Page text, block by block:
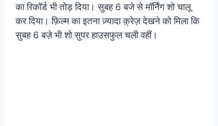
का रिकॉर्ड भी तोड़ दिया। सुबह 6 बजे से मॉर्निंग शो चालू
कर दिया। फ़िल्म का इतना ज़्यादा क़्रेज़ देखने को मिला कि
सुबह 6 बज़े भी शो सुपर हाउसफुल चली वहीं।